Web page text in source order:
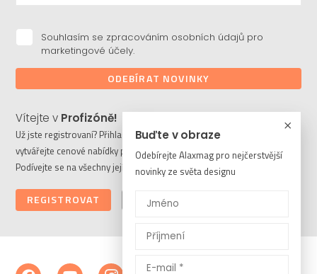
Buďte v obraze
Odebírejte Alaxmag pro nejčerstvější
novinky ze světa designu
Souhlasím se zpracováním osobních údajů pro
marketingové účely.
ODEBÍRAT NOVINKY
Vítejte v Profizóně!
Už jste registrovaní? Přihlaste se a stahujte potřebné soubory či
vytvářejte cenové nabídky pro vaše klienty. Ještě nejste členem?
Podívejte se na všechny její výhody a registrujte se ještě dnes.
REGISTROVAT PŘIHLÁSIT